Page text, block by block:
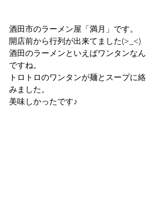
酒田市のラーメン屋「満月」です。
開店前から行列が出来てました(>_<)
酒田のラーメンといえばワンタンなん
ですね。
トロトロのワンタンが麺とスープに絡
みました。
美味しかったです♪